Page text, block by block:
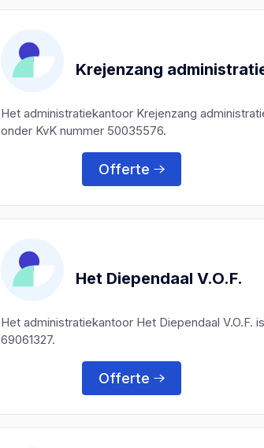
Krejenzang
Het administratiekantoor Krejenzang
onder KvK nummer 50035576.
Offerte
Het Diependaal V.O.F.
Het administratiekantoor Het Diependaal
69061327.
Offerte